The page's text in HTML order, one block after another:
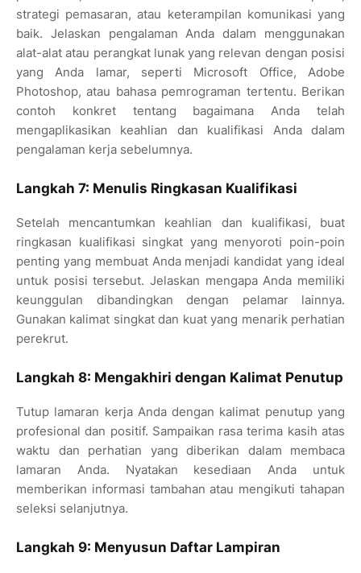
strategi pemasaran, atau keterampilan komunikasi yang
baik. Jelaskan pengalaman Anda dalam menggunakan
alat-alat atau perangkat lunak yang relevan dengan posisi
yang Anda lamar, seperti Microsoft Office, Adobe
Photoshop, atau bahasa pemrograman tertentu. Berikan
contoh konkret tentang bagaimana Anda telah
mengaplikasikan keahlian dan kualifikasi Anda dalam
pengalaman kerja sebelumnya.
Langkah 7: Menulis Ringkasan Kualifikasi
Setelah mencantumkan keahlian dan kualifikasi, buat
ringkasan kualifikasi singkat yang menyoroti poin-poin
penting yang membuat Anda menjadi kandidat yang ideal
untuk posisi tersebut. Jelaskan mengapa Anda memiliki
keunggulan dibandingkan dengan pelamar lainnya.
Gunakan kalimat singkat dan kuat yang menarik perhatian
perekrut.
Langkah 8: Mengakhiri dengan Kalimat Penutup
Tutup lamaran kerja Anda dengan kalimat penutup yang
profesional dan positif. Sampaikan rasa terima kasih atas
waktu dan perhatian yang diberikan dalam membaca
lamaran Anda. Nyatakan kesediaan Anda untuk
memberikan informasi tambahan atau mengikuti tahapan
seleksi selanjutnya.
Langkah 9: Menyusun Daftar Lampiran